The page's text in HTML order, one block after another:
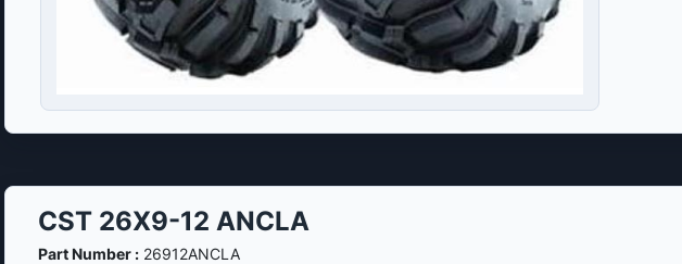
CST 26X9-12 ANCLA
Part Number :26912ANCLA